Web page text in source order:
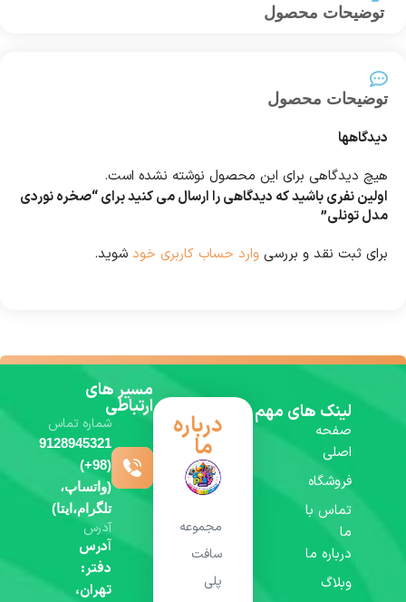
توضیحات محصول
توضیحات محصول
دیدگاهها
هیچ دیدگاهی برای این محصول نوشته نشده است.
اولین نفری باشید که دیدگاهی را ارسال می کنید برای “صخره نوردی
مدل تونلی”
برای ثبت نقد و بررسی وارد حساب کاربری خود شوید.
لینک های مهم
صفحه
اصلی
فروشگاه
تماس با
ما
درباره ما
وبلاگ
درباره
ما
مجموعه
سافت
پلی
مسیر های
ارتباطی
شماره تماس
9128945321
(98+)
(واتساپ،
تلگرام،ایتا)
آدرس
آدرس
دفتر:
تهران،